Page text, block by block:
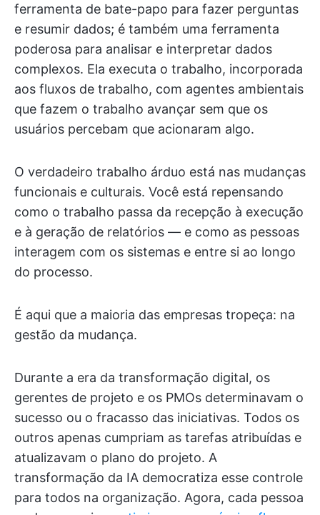
ferramenta de bate-papo para fazer perguntas
e resumir dados; é também uma ferramenta
poderosa para analisar e interpretar dados
complexos. Ela executa o trabalho, incorporada
aos fluxos de trabalho, com agentes ambientais
que fazem o trabalho avançar sem que os
usuários percebam que acionaram algo.
O verdadeiro trabalho árduo está nas mudanças
funcionais e culturais. Você está repensando
como o trabalho passa da recepção à execução
e à geração de relatórios — e como as pessoas
interagem com os sistemas e entre si ao longo
do processo.
É aqui que a maioria das empresas tropeça: na
gestão da mudança.
Durante a era da transformação digital, os
gerentes de projeto e os PMOs determinavam o
sucesso ou o fracasso das iniciativas. Todos os
outros apenas cumpriam as tarefas atribuídas e
atualizavam o plano do projeto. A
transformação da IA democratiza esse controle
para todos na organização. Agora, cada pessoa